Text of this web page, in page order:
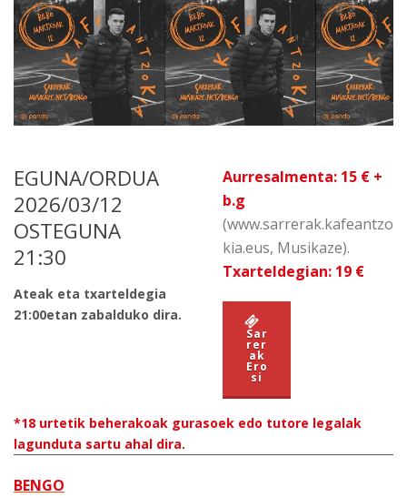
EGUNA/ORDUA
2026/03/12
OSTEGUNA
21:30
Ateak eta txarteldegia
21:00etan zabalduko dira.
Aurresalmenta: 15 € +
b.g
(www.sarrerak.kafeantzo
kia.eus, Musikaze).
Txarteldegian: 19 €
Sar
rer
ak
Ero
si
*18 urtetik beherakoak gurasoek edo tutore legalak
lagunduta sartu ahal dira.
BENGO